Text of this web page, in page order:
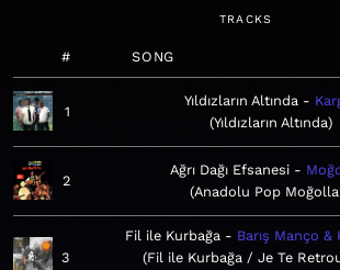
TRACKS
# SONG
1
Yıldızların Altında
Yıldızların Altında
2
Ağrı Dağı Efsanesi
Anadolu Pop
3
Fil ile Kurbağa
Barış Manço &
Fil ile Kurbağa / Je Te